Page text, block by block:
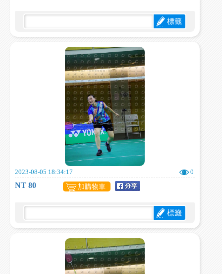
標籤
2023-08-05 18:34:17 0
NT 80 加購物車
標籤